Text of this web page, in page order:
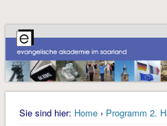
Sie sind hier: Home› Programm 2.